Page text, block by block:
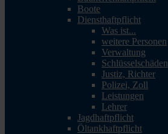
Boote
Diensthaftpflicht
Was ist...
weitere Personen
Verwaltung
Schlüsselschäden
Justiz, Richter
Polizei, Zoll
Leistungen
Lehrer
Jagdhaftpflicht
Öltankhaftpflicht